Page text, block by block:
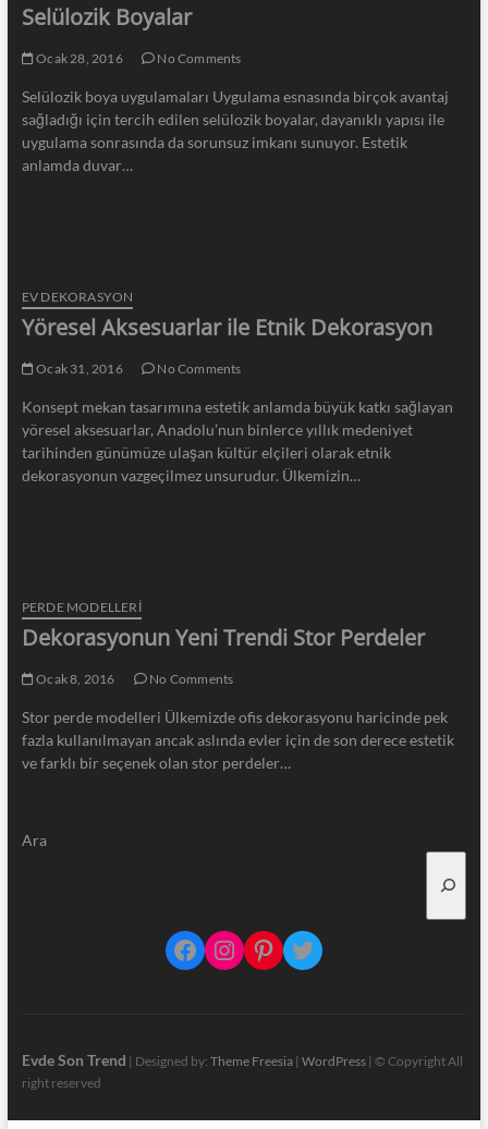
Selülozik Boyalar
Ocak 28, 2016 No Comments
Selülozik boya uygulamaları Uygulama esnasında birçok avantaj
sağladığı için tercih edilen selülozik boyalar, dayanıklı yapısı ile
uygulama sonrasında da sorunsuz imkanı sunuyor. Estetik
anlamda duvar…
EV DEKORASYON
Yöresel Aksesuarlar ile Etnik Dekorasyon
Ocak 31, 2016 No Comments
Konsept mekan tasarımına estetik anlamda büyük katkı sağlayan
yöresel aksesuarlar, Anadolu’nun binlerce yıllık medeniyet
tarihinden günümüze ulaşan kültür elçileri olarak etnik
dekorasyonun vazgeçilmez unsurudur. Ülkemizin…
PERDE MODELLERI
Dekorasyonun Yeni Trendi Stor Perdeler
Ocak 8, 2016 No Comments
Stor perde modelleri Ülkemizde ofis dekorasyonu haricinde pek
fazla kullanılmayan ancak aslında evler için de son derece estetik
ve farklı bir seçenek olan stor perdeler…
Ara
Facebook
Instagram
Pinterest
Twitter
Evde Son Trend | Designed by: Theme Freesia| WordPress| © Copyright All
right reserved